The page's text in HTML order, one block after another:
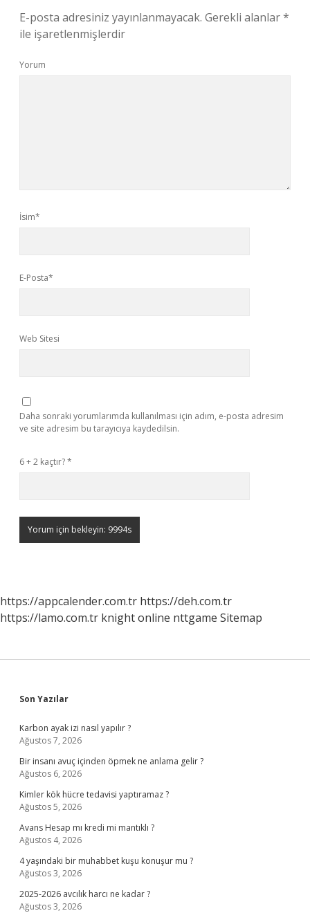
E-posta adresiniz yayınlanmayacak. Gerekli alanlar*
ile işaretlenmişlerdir
Yorum
İsim*
E-Posta*
Web Sitesi
Daha sonraki yorumlarımda kullanılması için adım, e-posta adresim
ve site adresim bu tarayıcıya kaydedilsin.
6 + 2 kaçtır?*
https://appcalender.com.tr https://deh.com.tr
https://lamo.com.tr knight online nttgame Sitemap
Sidebar
Son Yazılar
Karbon ayak izi nasıl yapılır ?
Ağustos 7, 2026
Bir insanı avuç içinden öpmek ne anlama gelir ?
Ağustos 6, 2026
Kimler kök hücre tedavisi yaptıramaz ?
Ağustos 5, 2026
Avans Hesap mı kredi mi mantıklı ?
Ağustos 4, 2026
4 yaşındaki bir muhabbet kuşu konuşur mu ?
Ağustos 3, 2026
2025-2026 avcılık harcı ne kadar ?
Ağustos 3, 2026